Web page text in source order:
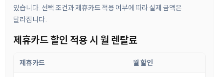
있습니다. 선택 조건과 제휴카드 적용 여부에 따라 실제 금액은
달라집니다.
제휴카드 할인 적용 시 월 렌탈료
제휴카드 월 할인